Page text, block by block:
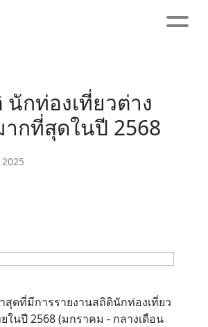
นักท่องเที่ยวต่าง
กที่สุดในปี 2568
ดที่มีการรายงานสถิตินักท่องเที่ยว
ในปี 2568 (มกราคม - กลางเดือน